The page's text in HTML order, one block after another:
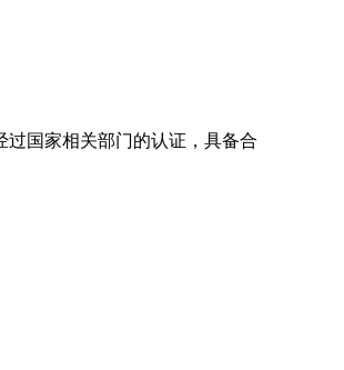
国家相关部门的认证，具备合